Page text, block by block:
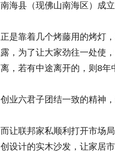
南海县（现佛山南海区）成立
正是靠着几个烤藤用的烤灯
露，为了让大家劲往一处使
离，若有中途离开的，则8年
创业六君子团结一致的精神
而让联邦家私顺利打开市场
创设计的实木沙发，让家居市